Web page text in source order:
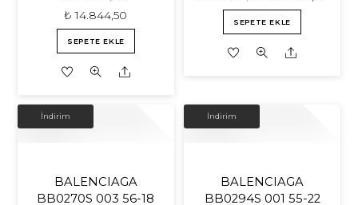
₺ 14.844,50
SEPETE EKLE
Share
SEPETE EKLE
Share
İndirim
BALENCIAGA
BB0270S 003 56-18
İndirim
BALENCIAGA
BB0294S 001 55-22